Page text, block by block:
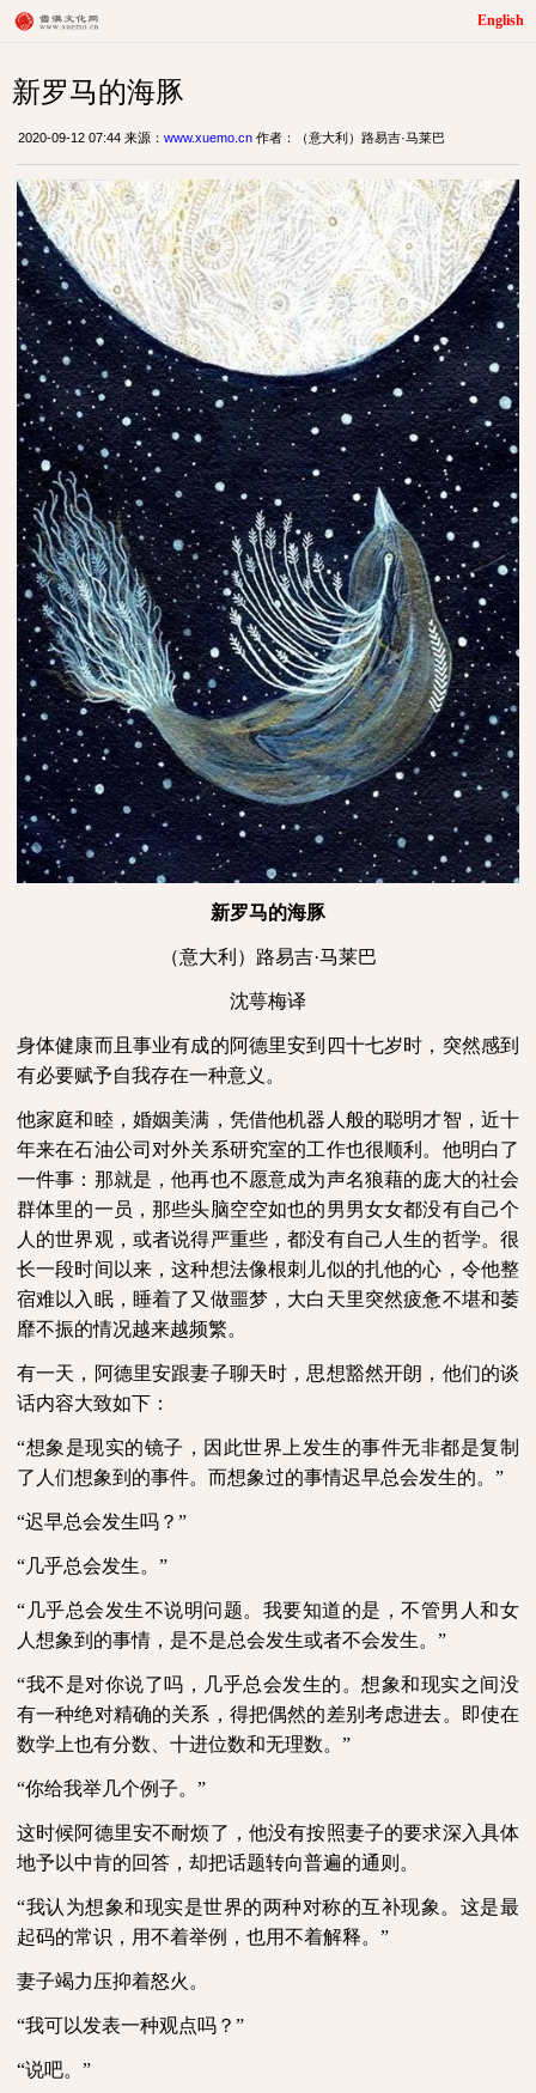
English
新罗马的海豚
2020-09-12 07:44 来源： www.xuemo.cn 作者：（意大利）路易吉·马莱巴
新罗马的海豚
（意大利）路易吉·马莱巴
沈萼梅译
身体健康而且事业有成的阿德里安到四十七岁时，突然感到
有必要赋予自我存在一种意义。
他家庭和睦，婚姻美满，凭借他机器人般的聪明才智，近十
年来在石油公司对外关系研究室的工作也很顺利。他明白了
一件事：那就是，他再也不愿意成为声名狼藉的庞大的社会
群体里的一员，那些头脑空空如也的男男女女都没有自己个
人的世界观，或者说得严重些，都没有自己人生的哲学。很
长一段时间以来，这种想法像根刺儿似的扎他的心，令他整
宿难以入眠，睡着了又做噩梦，大白天里突然疲惫不堪和萎
靡不振的情况越来越频繁。
有一天，阿德里安跟妻子聊天时，思想豁然开朗，他们的谈
话内容大致如下：
“想象是现实的镜子，因此世界上发生的事件无非都是复制
了人们想象到的事件。而想象过的事情迟早总会发生的。”
“迟早总会发生吗？”
“几乎总会发生。”
“几乎总会发生不说明问题。我要知道的是，不管男人和女
人想象到的事情，是不是总会发生或者不会发生。”
“我不是对你说了吗，几乎总会发生的。想象和现实之间没
有一种绝对精确的关系，得把偶然的差别考虑进去。即使在
数学上也有分数、十进位数和无理数。”
“你给我举几个例子。”
这时候阿德里安不耐烦了，他没有按照妻子的要求深入具体
地予以中肯的回答，却把话题转向普遍的通则。
“我认为想象和现实是世界的两种对称的互补现象。这是最
起码的常识，用不着举例，也用不着解释。”
妻子竭力压抑着怒火。
“我可以发表一种观点吗？”
“说吧。”